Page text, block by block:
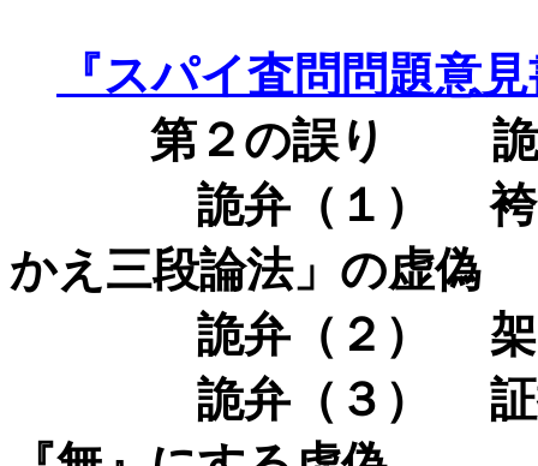
『スパイ査問問題意
第２の誤り
詭
詭弁（１） 袴田陳
かえ三段論法」の虚偽
詭弁（２） 架空の
詭弁（３） 証拠能